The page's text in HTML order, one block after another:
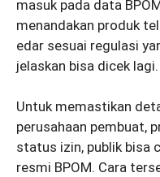
masuk pada data
menandakan produk
edar sesuai regulasi
jelaskan bisa dicek lagi.
Untuk memastikan
perusahaan pembuat,
status izin, publik bisa
resmi BPOM. Cara